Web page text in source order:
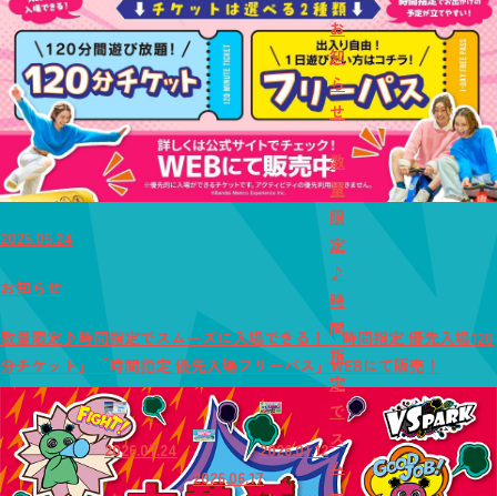
2026.07.24
2026.06.17
2026.01.12
お
知
ら
せ
数
量
限
定
♪
時
間
指
定
で
ス
ム
2025.05.24
お知らせ
数量限定♪時間指定でスムーズに入場できる！「時間指定 優先入場120
分チケット」「時間指定 優先入場フリーパス」WEBにて販売！